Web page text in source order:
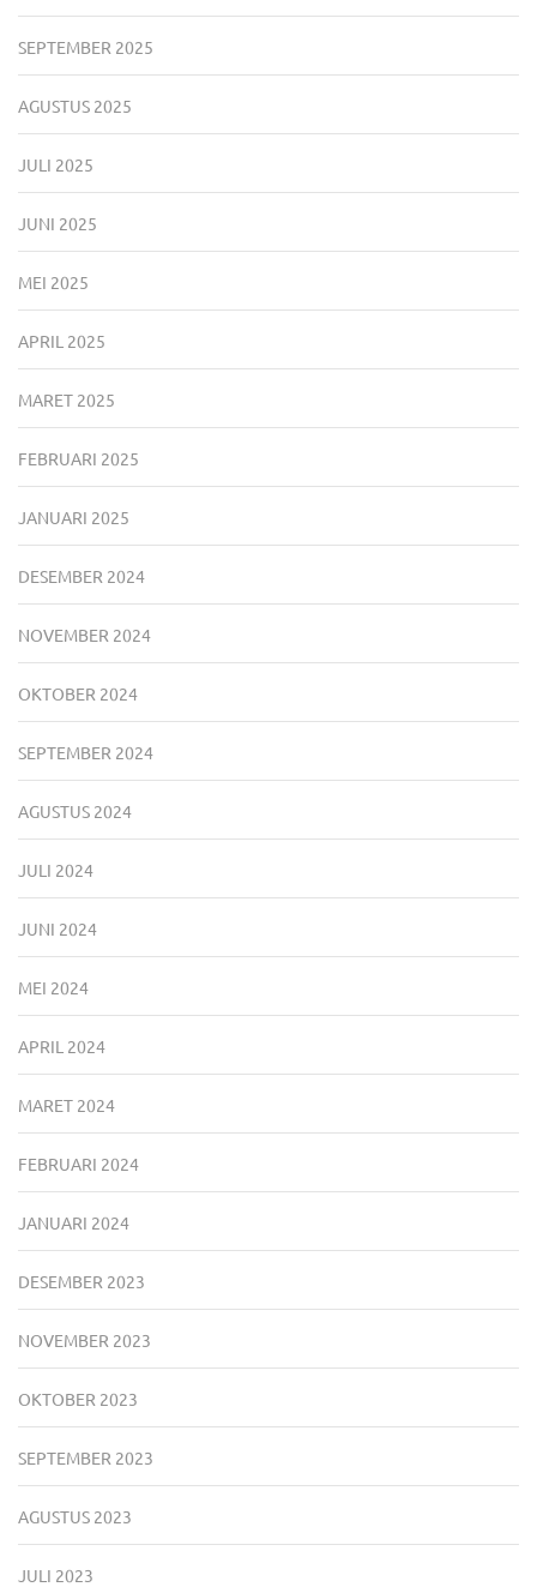
SEPTEMBER 2025
AGUSTUS 2025
JULI 2025
JUNI 2025
MEI 2025
APRIL 2025
MARET 2025
FEBRUARI 2025
JANUARI 2025
DESEMBER 2024
NOVEMBER 2024
OKTOBER 2024
SEPTEMBER 2024
AGUSTUS 2024
JULI 2024
JUNI 2024
MEI 2024
APRIL 2024
MARET 2024
FEBRUARI 2024
JANUARI 2024
DESEMBER 2023
NOVEMBER 2023
OKTOBER 2023
SEPTEMBER 2023
AGUSTUS 2023
JULI 2023